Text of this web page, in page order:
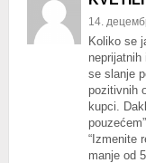
14.
Koliko se
se slanje
pozitivnih
kupci.
“Izmenite
manje od